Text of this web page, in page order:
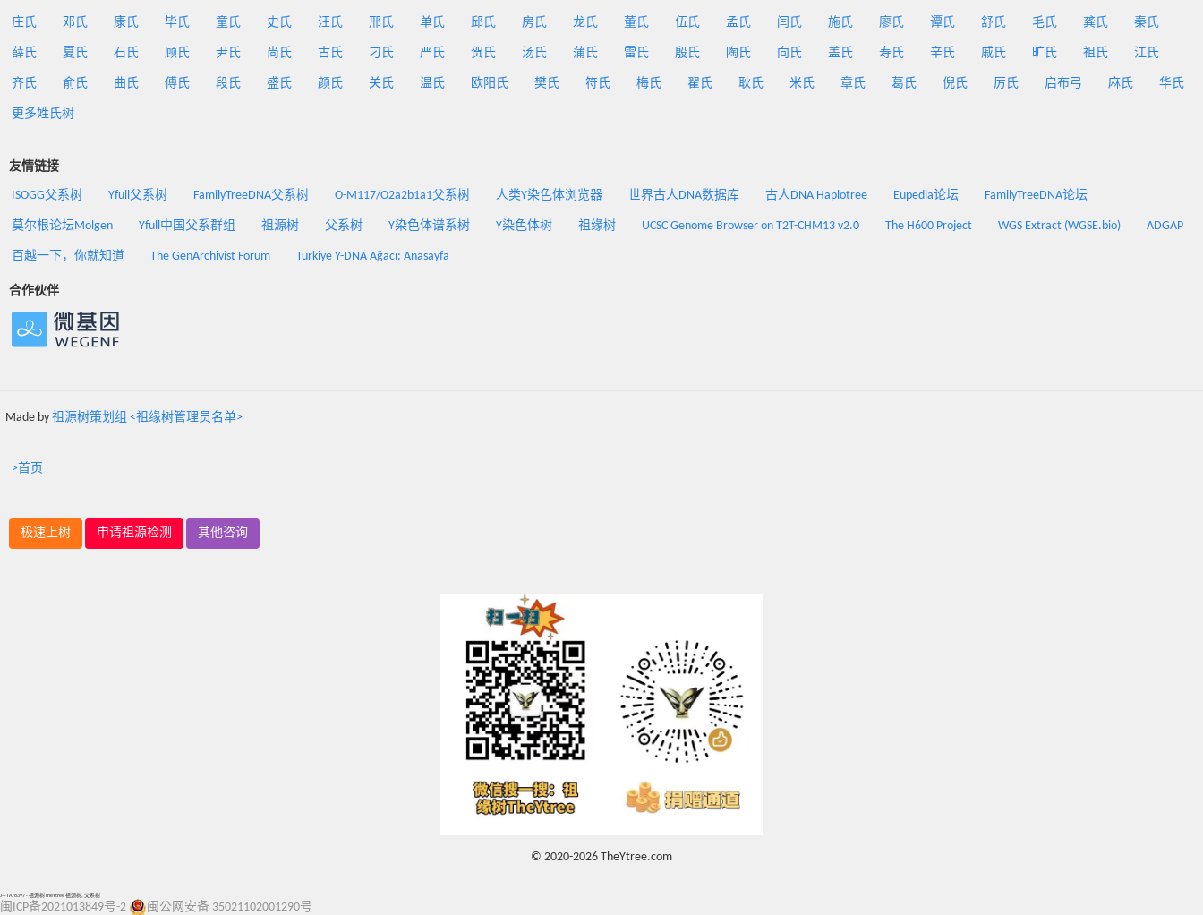
庄氏 邓氏 康氏 毕氏 童氏 史氏 汪氏 邢氏 单氏 邱氏 房氏 龙氏 董氏 伍氏 孟氏 闫氏 施氏 廖氏 谭氏 舒氏 毛氏 龚氏 秦氏
薛氏 夏氏 石氏 顾氏 尹氏 尚氏 古氏 刁氏 严氏 贺氏 汤氏 蒲氏 雷氏 殷氏 陶氏 向氏 盖氏 寿氏 辛氏 戚氏 旷氏 祖氏 江氏
齐氏 俞氏 曲氏 傅氏 段氏 盛氏 颜氏 关氏 温氏 欧阳氏 樊氏 符氏 梅氏 翟氏 耿氏 米氏 章氏 葛氏 倪氏 厉氏 启布弓 麻氏 华氏
更多姓氏树
友情链接
ISOGG父系树 Yfull父系树 FamilyTreeDNA父系树 O-M117/O2a2b1a1父系树 人类Y染色体浏览器 世界古人DNA数据库 古人DNA Haplotree Eupedia论坛 FamilyTreeDNA论坛
莫尔根论坛Molgen Yfull中国父系群组 祖源树 父系树 Y染色体谱系树 Y染色体树 祖缘树 UCSC Genome Browser on T2T-CHM13 v2.0 The H600 Project WGS Extract (WGSE.bio) ADGAP
百越一下，你就知道 The GenArchivist Forum Türkiye Y-DNA Ağacı: Anasayfa
合作伙伴
Made by 祖源树策划组 <祖缘树管理员名单>
>首页
极速上树 申请祖源检测 其他咨询
© 2020-2026 TheYtree.com
J-FTA78397 - 祖源树TheYtree 祖源树, 父系树
闽ICP备2021013849号-2 闽公网安备 35021102001290号